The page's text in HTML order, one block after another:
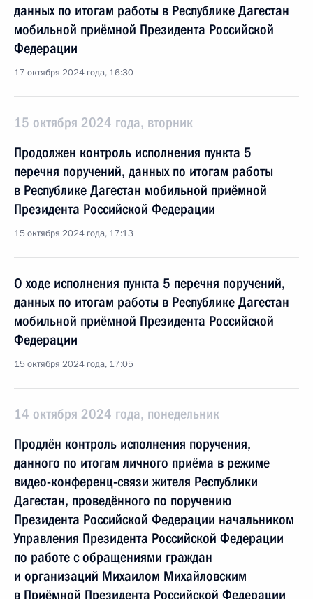
данных по итогам работы в Республике Дагестан
мобильной приёмной Президента Российской
Федерации
17 октября 2024 года, 16:30
15 октября 2024 года, вторник
Продолжен контроль исполнения пункта 5
перечня поручений, данных по итогам работы
в Республике Дагестан мобильной приёмной
Президента Российской Федерации
15 октября 2024 года, 17:13
О ходе исполнения пункта 5 перечня поручений,
данных по итогам работы в Республике Дагестан
мобильной приёмной Президента Российской
Федерации
15 октября 2024 года, 17:05
14 октября 2024 года, понедельник
Продлён контроль исполнения поручения,
данного по итогам личного приёма в режиме
видео-конференц-связи жителя Республики
Дагестан, проведённого по поручению
Президента Российской Федерации начальником
Управления Президента Российской Федерации
по работе с обращениями граждан
и организаций Михаилом Михайловским
в Приёмной Президента Российской Федерации